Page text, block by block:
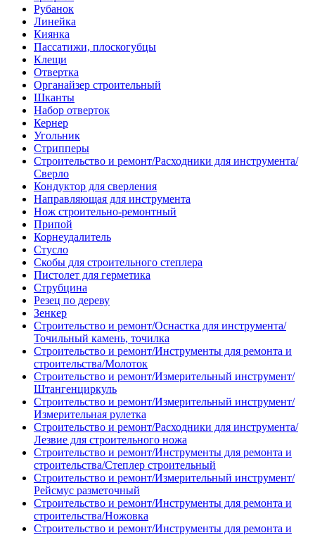
Рубанок
Линейка
Киянка
Пассатижи, плоскогубцы
Клещи
Отвертка
Органайзер строительный
Шканты
Набор отверток
Кернер
Угольник
Стрипперы
Строительство и ремонт/Расходники для инструмента/
Сверло
Кондуктор для сверления
Направляющая для инструмента
Нож строительно-ремонтный
Припой
Корнеудалитель
Стусло
Скобы для строительного степлера
Пистолет для герметика
Струбцина
Резец по дереву
Зенкер
Строительство и ремонт/Оснастка для инструмента/
Точильный камень, точилка
Строительство и ремонт/Инструменты для ремонта и
строительства/Молоток
Строительство и ремонт/Измерительный инструмент/
Штангенциркуль
Строительство и ремонт/Измерительный инструмент/
Измерительная рулетка
Строительство и ремонт/Расходники для инструмента/
Лезвие для строительного ножа
Строительство и ремонт/Инструменты для ремонта и
строительства/Степлер строительный
Строительство и ремонт/Измерительный инструмент/
Рейсмус разметочный
Строительство и ремонт/Инструменты для ремонта и
строительства/Ножовка
Строительство и ремонт/Инструменты для ремонта и